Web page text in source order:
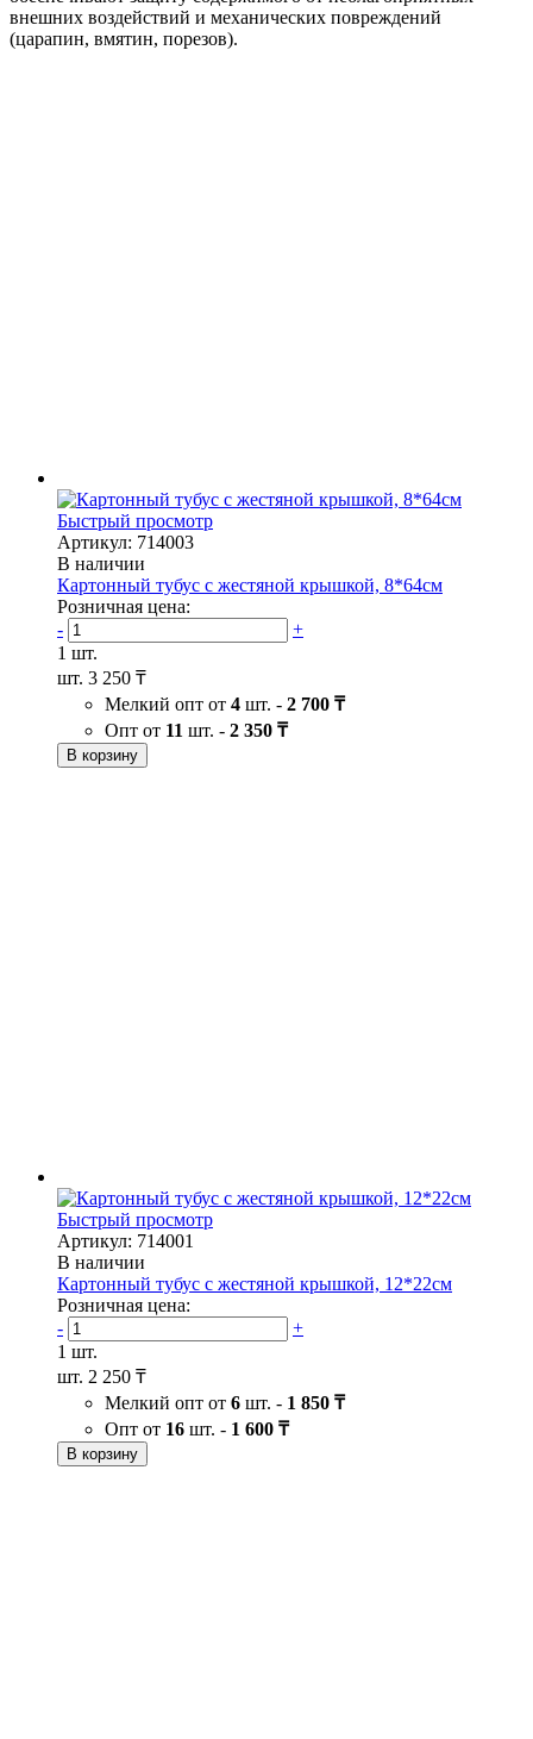
внешних воздействий и механических повреждений
(царапин, вмятин, порезов).
Быстрый просмотр
Артикул: 714003
В наличии
Картонный тубус с жестяной крышкой, 8*64см
Розничная цена:
-
+
1 шт.
шт. 3 250 ₸
Мелкий опт от 4 шт. - 2 700 ₸
Опт от 11 шт. - 2 350 ₸
В корзину
Быстрый просмотр
Артикул: 714001
В наличии
Картонный тубус с жестяной крышкой, 12*22см
Розничная цена:
-
+
1 шт.
шт. 2 250 ₸
Мелкий опт от 6 шт. - 1 850 ₸
Опт от 16 шт. - 1 600 ₸
В корзину